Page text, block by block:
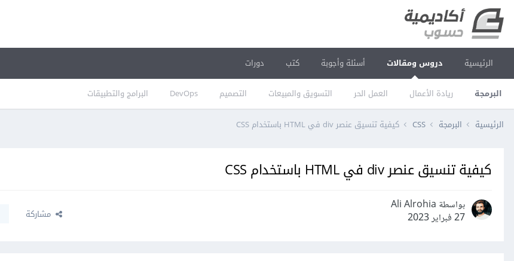
الرئيسية دروس ومقالات
البرمجة ريادة الأعمال العمل الحر التسويق والمبيعات التصميم DevOps البرامج والتطبيقات
أسئلة وأجوبة كتب دورات
الرئيسية البرمجة CSS كيفية تنسيق عنصر div في HTML باستخدام CSS
كيفية تنسيق عنصر div في HTML باستخدام CSS
بواسطة Ali Alrohia
27 فبراير 2023
مشاركة